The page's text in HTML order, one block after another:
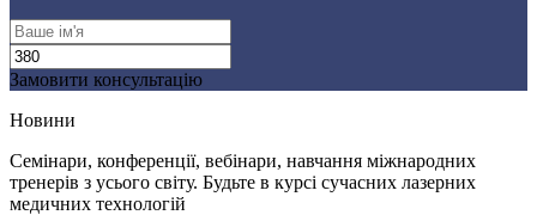
Замовити консультацію
Новини
Семінари, конференції, вебінари, навчання міжнародних
тренерів з усього світу. Будьте в курсі сучасних лазерних
медичних технологій